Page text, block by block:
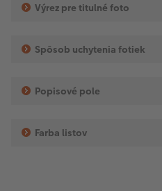
Výrez pre titulné foto
Spôsob uchytenia fotiek
Popisové pole
Farba listov